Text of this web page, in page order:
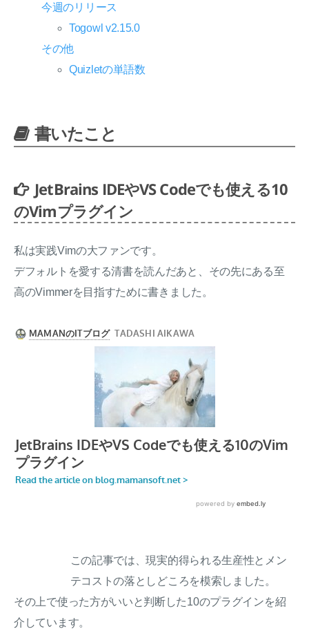
今週のリリース
Togowl v2.15.0
その他
Quizletの単語数
書いたこと
JetBrains IDEやVS Codeでも使える10
のVimプラグイン
私は実践Vimの大ファンです。
デフォルトを愛する清書を読んだあと、その先にある至
高のVimmerを目指すために書きました。
この記事では、現実的得られる生産性とメン
テコストの落としどころを模索しました。
その上で使った方がいいと判断した10のプラグインを紹
介しています。